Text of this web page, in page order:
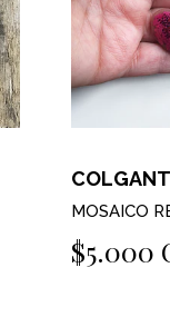
MOSAICO
$5.000